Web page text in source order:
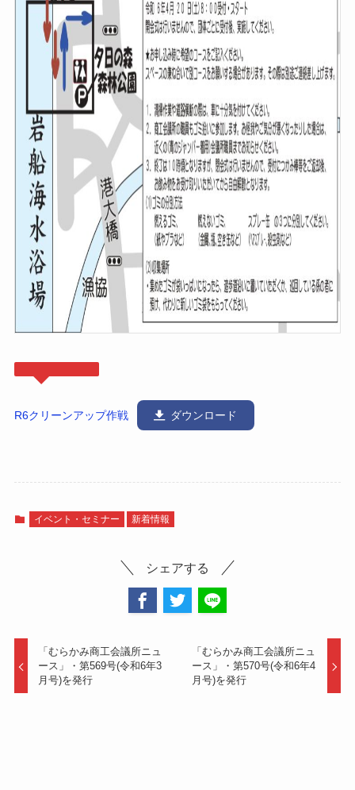
R6クリーンアップ作戦 ダウンロード
イベント・セミナー 新着情報
シェアする
「むらかみ商工会議所ニュ
ース」・第569号(令和6年3
月号)を発行
「むらかみ商工会議所ニュ
ース」・第570号(令和6年4
月号)を発行